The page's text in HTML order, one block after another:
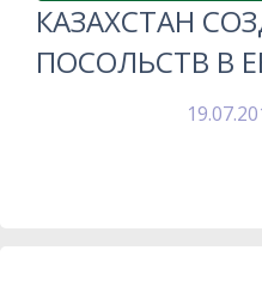
КАЗАХСТАН
ПОСОЛЬСТВ В